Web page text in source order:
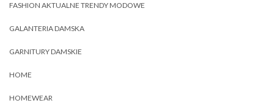
FASHION AKTUALNE TRENDY MODOWE
GALANTERIA DAMSKA
GARNITURY DAMSKIE
HOME
HOMEWEAR